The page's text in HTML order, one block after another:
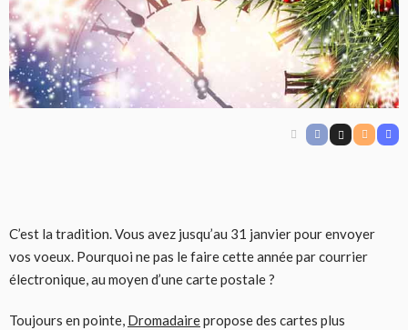
C’est la tradition. Vous avez jusqu’au 31 janvier pour envoyer
vos voeux. Pourquoi ne pas le faire cette année par courrier
électronique, au moyen d’une carte postale ?
Toujours en pointe, Dromadairepropose des cartes plus